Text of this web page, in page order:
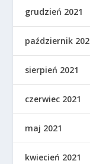
grudzień 2021
październik
sierpień 2021
czerwiec 2021
maj 2021
kwiecień 2021